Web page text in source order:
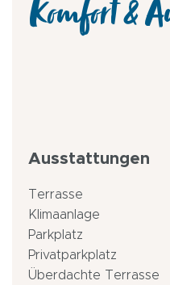
Komfort &
Ausstattungen
Terrasse
Klimaanlage
Parkplatz
Privatparkplatz
Überdachte Terrasse